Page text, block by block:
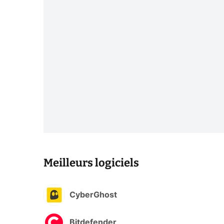
Meilleurs logiciels
CyberGhost
Bitdefender